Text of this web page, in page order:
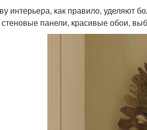
интерьера, как правило, уделяют
стеновые панели, красивые обои,